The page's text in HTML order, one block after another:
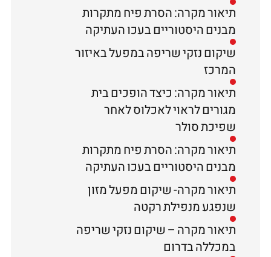
תיאור מקרה: הסרת פיח מתקרות
מבנים היסטוריים בעכו העתיקה
שיקום נזקי שריפה במפעל באיזור
המרכז
תיאור מקרה: כיצד הופכים בית
מגורים לראוי לאכלוס לאחר
שפיכת סולר
תיאור מקרה: הסרת פיח מתקרות
מבנים היסטוריים בעכו העתיקה
תיאור מקרה- שיקום מפעל מזון
שנפגע מנפילת רקטה
תיאור מקרה – שיקום נזקי שריפה
במכללה בדרום